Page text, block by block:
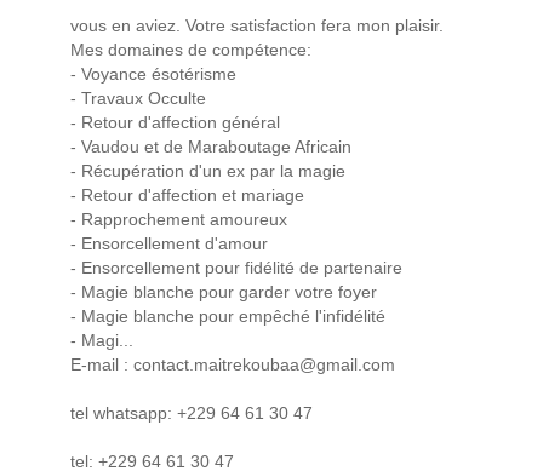
vous en aviez. Votre satisfaction fera mon plaisir.
Mes domaines de compétence:
- Voyance ésotérisme
- Travaux Occulte
- Retour d'affection général
- Vaudou et de Maraboutage Africain
- Récupération d'un ex par la magie
- Retour d'affection et mariage
- Rapprochement amoureux
- Ensorcellement d'amour
- Ensorcellement pour fidélité de partenaire
- Magie blanche pour garder votre foyer
- Magie blanche pour empêché l'infidélité
- Magi...
E-mail : contact.maitrekoubaa@gmail.com
tel whatsapp: +229 64 61 30 47
tel: +229 64 61 30 47